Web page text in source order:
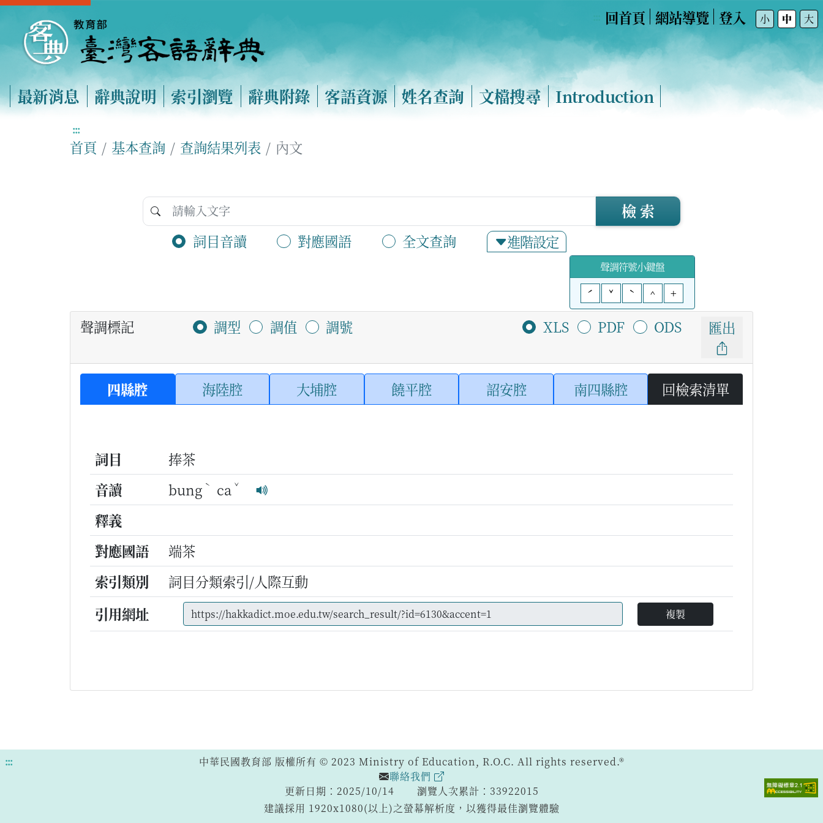
回首頁 網站導覽 登入 小 中 大
最新消息 辭典說明 索引瀏覽 辭典附錄 客語資源 姓名查詢 文檔搜尋 Introduction
:::
首頁 基本查詢 查詢結果列表 內文
詞目音讀 對應國語 全文查詢 進階設定
檢 索
聲調符號小鍵盤
ˊ
ˇ ˋ ^ +
聲調標記 調型 調值 調號 XLS PDF ODS 匯出
四縣腔 海陸腔 大埔腔 饒平腔 詔安腔 南四縣腔 回檢索清單
詞目
捧茶
音讀
bung ˋ ca ˇ
釋義
對應國語
端茶
索引類別
詞目分類索引/人際互動
引用網址
複製
:::
中華民國教育部 版權所有 © 2023 Ministry of Education, R.O.C. All rights reserved.®
聯絡我們
更新日期：2025/10/14
瀏覽人次累計：33922015
建議採用 1920x1080(以上)之螢幕解析度，以獲得最佳瀏覽體驗